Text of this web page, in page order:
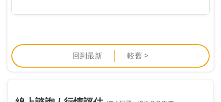
期迄日：101/05/17公告內…
回到最新 較舊 >